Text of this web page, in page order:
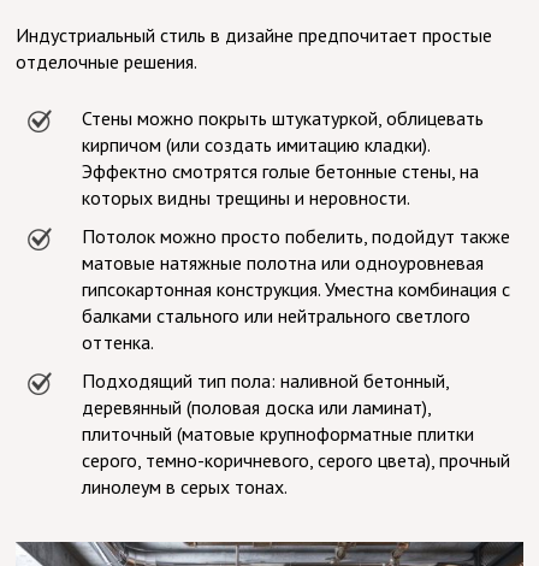
Индустриальный стиль в дизайне предпочитает простые
отделочные решения.
Стены можно покрыть штукатуркой, облицевать
кирпичом (или создать имитацию кладки).
Эффектно смотрятся голые бетонные стены, на
которых видны трещины и неровности.
Потолок можно просто побелить, подойдут также
матовые натяжные полотна или одноуровневая
гипсокартонная конструкция. Уместна комбинация с
балками стального или нейтрального светлого
оттенка.
Подходящий тип пола: наливной бетонный,
деревянный (половая доска или ламинат),
плиточный (матовые крупноформатные плитки
серого, темно-коричневого, серого цвета), прочный
линолеум в серых тонах.